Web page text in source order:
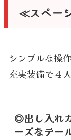
≪スペー
シンプルな操
充実装備で４
◎出し入れ
ーズなテー